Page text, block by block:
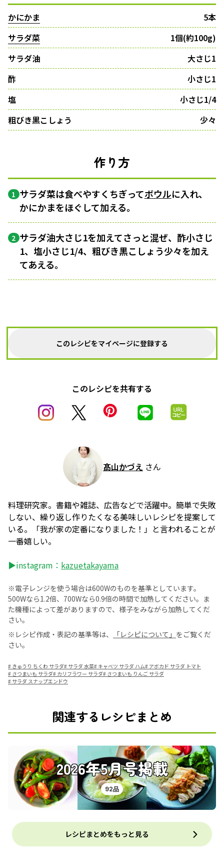
かにかま
5本
サラダ菜
1個(約100g)
サラダ油
大さじ1
酢
小さじ1
塩
小さじ1/4
粗びき黒こしょう
少々
作り方
1 サラダ菜は食べやすくちぎってボウルに入れ、
かにかまをほぐして加える。
2 サラダ油大さじ1を加えてさっと混ぜ、酢小さじ
1、塩小さじ1/4、粗びき黒こしょう少々を加え
てあえる。
このレシピをマイページに登録する
このレシピを共有する
髙山かづえ さん
料理研究家。書籍や雑誌、広告などで活躍中。簡単で失敗
しない、繰り返し作りたくなる美味しいレシピを提案して
いる。「我が家の定番になりました！」と言われることが
一番嬉しい。
▶instagram： kazuetakayama
※電子レンジを使う場合は600Wのものを基準としています。
500Wなら1.2倍、700Wなら0.9倍の時間で加熱してください。ま
た機種によって差がありますので、様子をみながら加熱してくだ
さい。
※レシピ作成・表記の基準等は、
「レシピについて」 をご覧くだ
さい。
# きゅうり ちくわ サラダ# サラダ 水菜# キャベツ サラダ ハム# アボカド サラダ トマト
# さつまいも サラダ# カリフラワー サラダ# さつまいも りんご サラダ
# サラダ スナップエンドウ
関連するレシピまとめ
2026年5月号掲載
92品
レシピまとめをもっと見る